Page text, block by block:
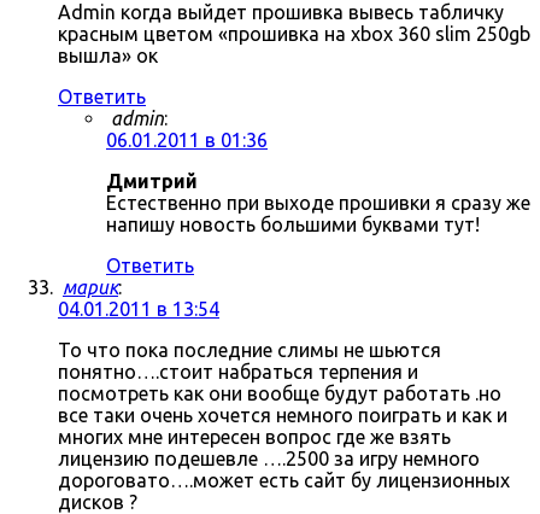
Admin когда выйдет прошивка вывесь табличку
красным цветом «прошивка на xbox 360 slim 250gb
вышла» ок
Ответить
admin:
06.01.2011 в 01:36
Дмитрий
Естественно при выходе прошивки я сразу же
напишу новость большими буквами тут!
Ответить
марик:
04.01.2011 в 13:54
То что пока последние слимы не шьются
понятно….стоит набраться терпения и
посмотреть как они вообще будут работать .но
все таки очень хочется немного поиграть и как и
многих мне интересен вопрос где же взять
лицензию подешевле ….2500 за игру немного
дороговато….может есть сайт бу лицензионных
дисков ?